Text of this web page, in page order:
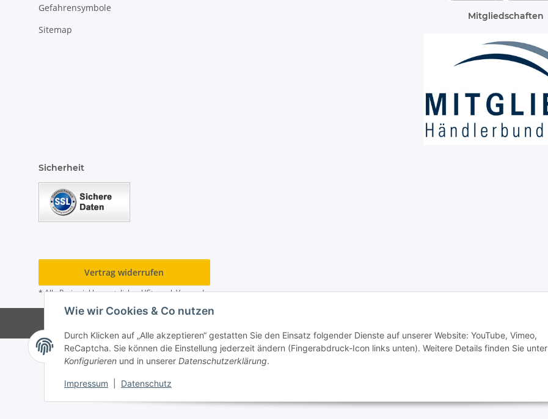
Wie wir Cookies & Co nutzen
Durch Klicken auf „Alle akzeptieren“ gestatten Sie den Einsatz folgender Dienste auf unserer Website: YouTube, Vimeo,
ReCaptcha. Sie können die Einstellung jederzeit ändern (Fingerabdruck-Icon links unten). Weitere Details finden Sie unter
Konfigurieren und in unserer Datenschutzerklärung.
Impressum Datenschutz
Gefahrensymbole
Sitemap
Mitgliedschaften
Sicherheit
Vertrag widerrufen
* Alle Preise inkl. gesetzlicher USt., zzgl.Versand